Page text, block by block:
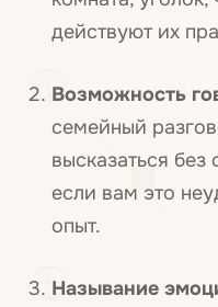
действуют их
Возможность
семейный
высказаться
если вам это
опыт.
Называние